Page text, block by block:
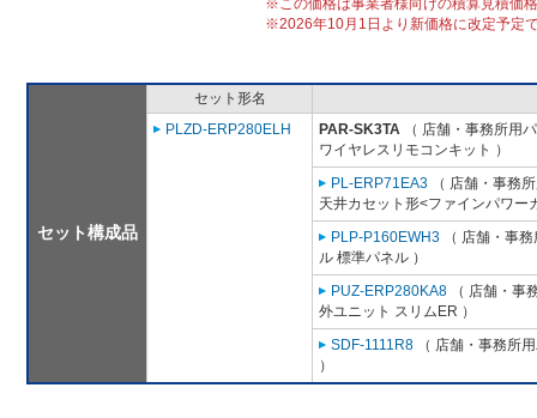
※この価格は事業者様向けの積算見積価
※2026年10月1日より新価格に改定予定
セット構成品
セット形名
PLZD-ERP280ELH
PAR-SK3TA （ 店舗・事務所用
ワイヤレスリモコンキット ）
PL-ERP71EA3 （ 店舗・事務
天井カセット形<ファインパワー
PLP-P160EWH3 （ 店舗・事
ル 標準パネル ）
PUZ-ERP280KA8 （ 店舗・事
外ユニット スリムER ）
SDF-1111R8 （ 店舗・事務所
）